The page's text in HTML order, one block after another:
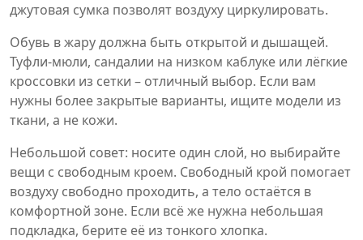
джутовая сумка позволят воздуху циркулировать.
Обувь в жару должна быть открытой и дышащей.
Туфли‑мюли, сандалии на низком каблуке или лёгкие
кроссовки из сетки – отличный выбор. Если вам
нужны более закрытые варианты, ищите модели из
ткани, а не кожи.
Небольшой совет: носите один слой, но выбирайте
вещи с свободным кроем. Свободный крой помогает
воздуху свободно проходить, а тело остаётся в
комфортной зоне. Если всё же нужна небольшая
подкладка, берите её из тонкого хлопка.